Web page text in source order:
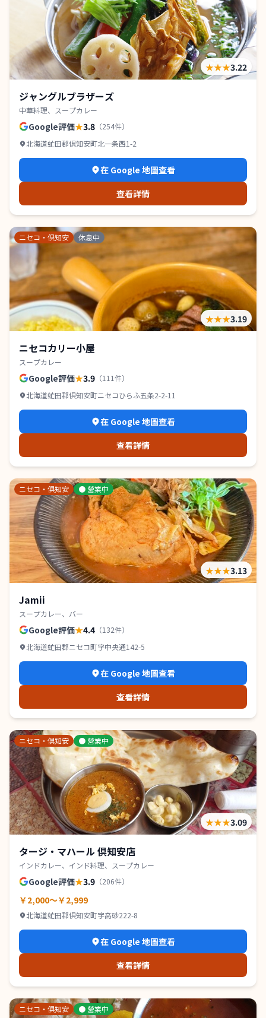
★★★3.22
ジャングルブラザーズ
中華料理、スープカレー
Google評価★3.8 （254件）
北海道虻田郡倶知安町北一条西1-2
在 Google 地圖查看
查看詳情
ニセコ・倶知安 休息中
★★★3.19
ニセコカリー小屋
スープカレー
Google評価★3.9 （111件）
北海道虻田郡倶知安町ニセコひらふ五条2-2-11
在 Google 地圖查看
查看詳情
ニセコ・倶知安 ●營業中
★★★3.13
Jamii
スープカレー、バー
Google評価★4.4 （132件）
北海道虻田郡ニセコ町字中央通142-5
在 Google 地圖查看
查看詳情
ニセコ・倶知安 ●營業中
★★★3.09
タージ・マハール 倶知安店
インドカレー、インド料理、スープカレー
Google評価★3.9 （206件）
￥2,000～￥2,999
北海道虻田郡倶知安町字高砂222-8
在 Google 地圖查看
查看詳情
ニセコ・倶知安 ●營業中